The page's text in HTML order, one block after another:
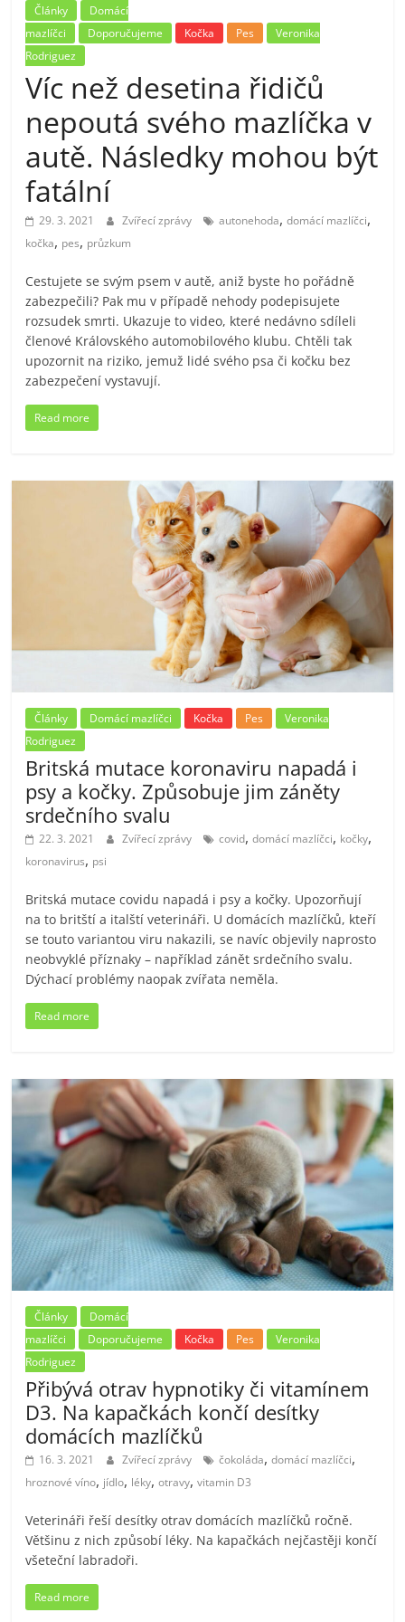
Články
Domácí
mazlíčci
Doporučujeme Kočka Pes
Veronika
Rodriguez
Víc než desetina řidičů
nepoutá svého mazlíčka v
autě. Následky mohou být
fatální
29. 3. 2021 Zvířecí zprávy autonehoda,domácí mazlíčci,
kočka, pes, průzkum
Cestujete se svým psem v autě, aniž byste ho pořádně
zabezpečili? Pak mu v případě nehody podepisujete
rozsudek smrti. Ukazuje to video, které nedávno sdíleli
členové Královského automobilového klubu. Chtěli tak
upozornit na riziko, jemuž lidé svého psa či kočku bez
zabezpečení vystavují.
Read more
Články Domácí mazlíčci Kočka Pes
Veronika
Rodriguez
Britská mutace koronaviru napadá i
psy a kočky. Způsobuje jim záněty
srdečního svalu
22. 3. 2021 Zvířecí zprávy covid,domácí mazlíčci, kočky,
koronavirus, psi
Britská mutace covidu napadá i psy a kočky. Upozorňují
na to britští a italští veterináři. U domácích mazlíčků, kteří
se touto variantou viru nakazili, se navíc objevily naprosto
neobvyklé příznaky – například zánět srdečního svalu.
Dýchací problémy naopak zvířata neměla.
Read more
Články
Domácí
mazlíčci
Doporučujeme Kočka Pes
Veronika
Rodriguez
Přibývá otrav hypnotiky či vitamínem
D3. Na kapačkách končí desítky
domácích mazlíčků
16. 3. 2021 Zvířecí zprávy čokoláda,domácí mazlíčci,
hroznové víno, jídlo, léky,otravy,vitamin D3
Veterináři řeší desítky otrav domácích mazlíčků ročně.
Většinu z nich způsobí léky. Na kapačkách nejčastěji končí
všeteční labradoři.
Read more